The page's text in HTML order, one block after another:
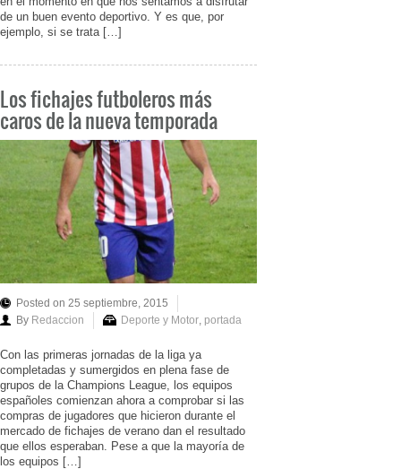
de un buen evento deportivo. Y es que, por
ejemplo, si se trata […]
Los fichajes futboleros más
caros de la nueva temporada
Posted on 25 septiembre, 2015
By Redaccion Deporte y Motor portada
Con las primeras jornadas de la liga ya
completadas y sumergidos en plena fase de
grupos de la Champions League, los equipos
españoles comienzan ahora a comprobar si las
compras de jugadores que hicieron durante el
mercado de fichajes de verano dan el resultado
que ellos esperaban. Pese a que la mayoría de
los equipos […]